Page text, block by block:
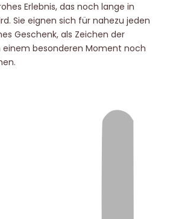
Erlebnis, das noch lange in
Sie eignen sich für nahezu jeden
Geschenk, als Zeichen der
einem besonderen Moment noch